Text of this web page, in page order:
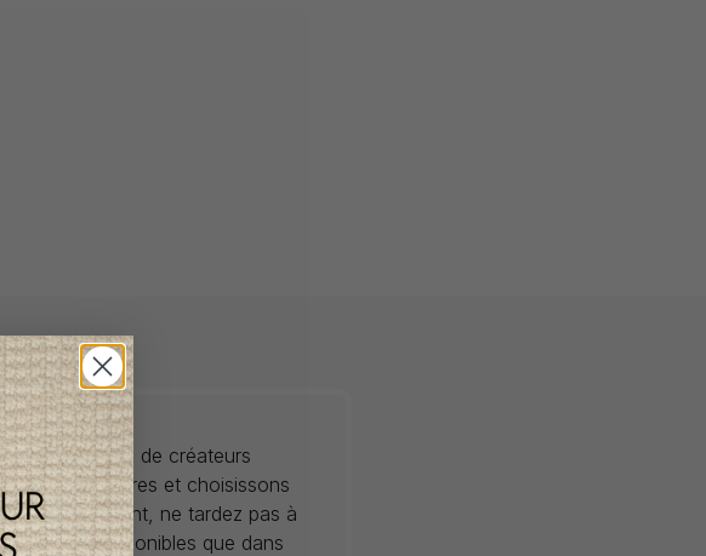
pour bébés de créateurs
les perles rares et choisissons
vous convient, ne tardez pas à
ne sont disponibles que dans